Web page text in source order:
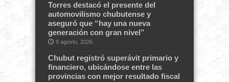
Torres destacó el presente del
automovilismo chubutense y
aseguró que “hay una nueva
generación con gran nivel”
9 agosto, 2026
Chubut registró superávit primario y
financiero, ubicándose entre las
provincias con mejor resultado fiscal